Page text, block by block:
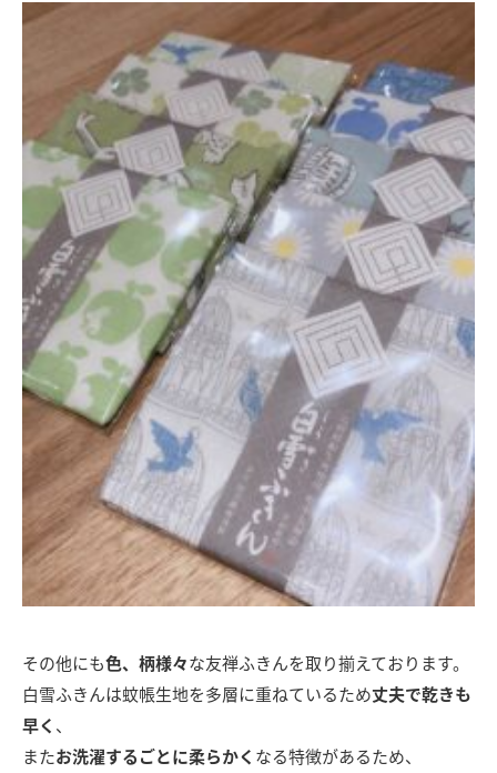
その他にも色、柄様々な友禅ふきんを取り揃えております。
白雪ふきんは蚊帳生地を多層に重ねているため丈夫で乾きも
早く 、
またお洗濯するごとに柔らかく なる特徴があるため、